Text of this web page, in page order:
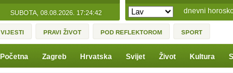
SUBOTA, 08.08.2026. 17:24:42 dnevni
VIJESTI PRAVI ŽIVOT POD REFLEKTOROM SPORT
Početna Zagreb Hrvatska Svijet Život Kultura